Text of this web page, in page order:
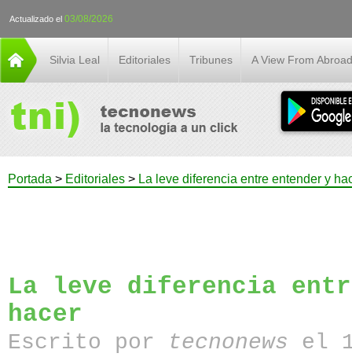
Actualizado el 03/08/2026
Silvia Leal Editoriales Tribunes A View From Abroad
Portada > Editoriales > La leve diferencia entre entender y
La leve diferencia
hacer
Escrito por tecnonews el